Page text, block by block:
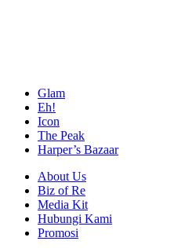
Glam
Eh!
Icon
The Peak
Harper’s Bazaar
About Us
Biz of Re
Media Kit
Hubungi Kami
Promosi